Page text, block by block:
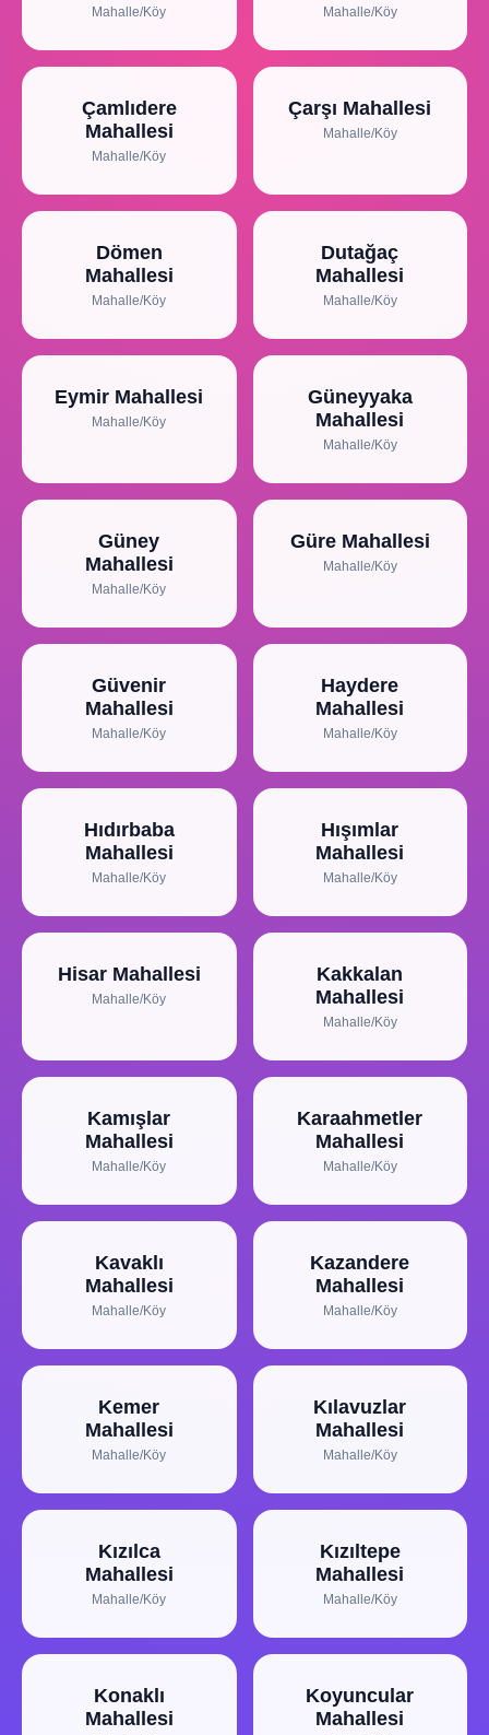
Mahalle/Köy Mahalle/Köy
Çamlıdere
Mahallesi
Mahalle/Köy
Çarşı Mahallesi
Mahalle/Köy
Dömen
Mahallesi
Mahalle/Köy
Dutağaç
Mahallesi
Mahalle/Köy
Eymir Mahallesi
Mahalle/Köy
Güneyyaka
Mahallesi
Mahalle/Köy
Güney
Mahallesi
Mahalle/Köy
Güre Mahallesi
Mahalle/Köy
Güvenir
Mahallesi
Mahalle/Köy
Haydere
Mahallesi
Mahalle/Köy
Hıdırbaba
Mahallesi
Mahalle/Köy
Hışımlar
Mahallesi
Mahalle/Köy
Hisar Mahallesi
Mahalle/Köy
Kakkalan
Mahallesi
Mahalle/Köy
Kamışlar
Mahallesi
Mahalle/Köy
Karaahmetler
Mahallesi
Mahalle/Köy
Kavaklı
Mahallesi
Mahalle/Köy
Kazandere
Mahallesi
Mahalle/Köy
Kemer
Mahallesi
Mahalle/Köy
Kılavuzlar
Mahallesi
Mahalle/Köy
Kızılca
Mahallesi
Mahalle/Köy
Kızıltepe
Mahallesi
Mahalle/Köy
Konaklı
Mahallesi
Koyuncular
Mahallesi